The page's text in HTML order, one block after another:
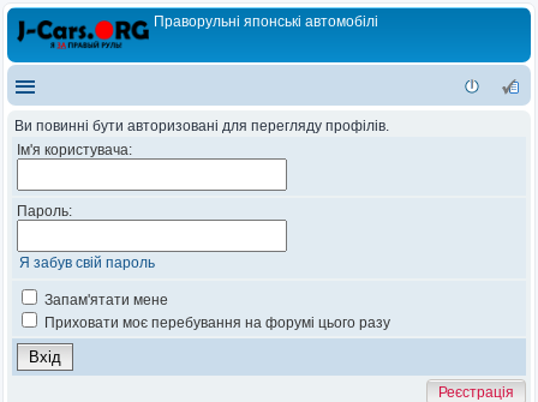
Праворульні японські автомобілі
Ви повинні бути авторизовані для перегляду профілів.
Ім'я користувача:
Пароль:
Я забув свій пароль
Запам'ятати мене
Приховати моє перебування на форумі цього разу
Реєстрація